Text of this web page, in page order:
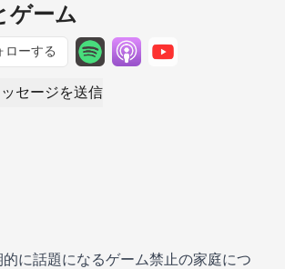
ゲーム
ローする
セージを送信
に話題になるゲーム禁止の家庭につ